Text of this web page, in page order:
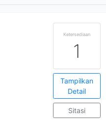
Ketersediaan
1
Tampilkan
Detail
Sitasi